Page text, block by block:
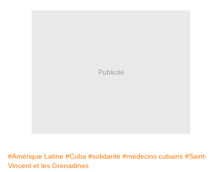
Publicité
#Amérique Latine #Cuba #solidarité #médecins cubains #Saint-
Vincent et les Grenadines